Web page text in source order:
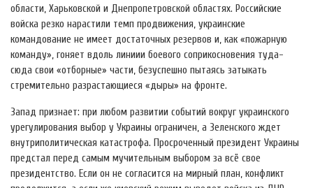
области, Харьковской и Днепропетровской областях. Российские
войска резко нарастили темп продвижения, украинские
командование не имеет достаточных резервов и, как «пожарную
команду», гоняет вдоль линиии боевого соприкосновения туда-
сюда свои «отборные» части, безуспешно пытаясь затыкать
стремительно разрастающиеся «дыры» на фронте.
Запад признает: при любом развитии событий вокруг украинского
урегулирования выбор у Украины ограничен, а Зеленского ждет
внутриполитическая катастрофа. Просроченный президент Украины
предстал перед самым мучительным выбором за всё свое
президентство. Если он не согласится на мирный план, конфликт